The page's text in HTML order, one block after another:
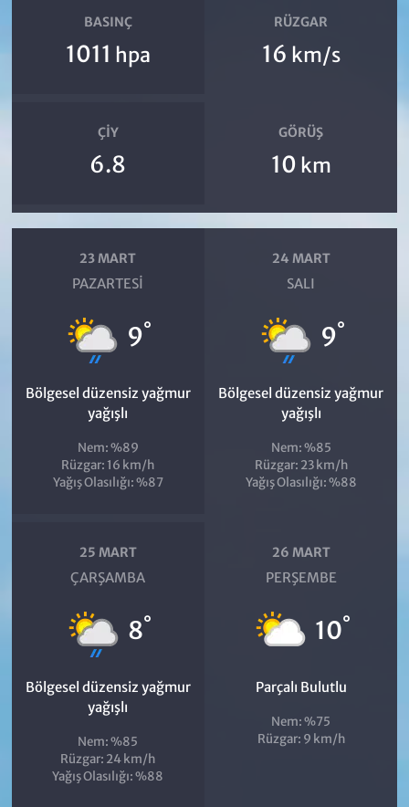
BASINÇ
1011 hpa
RÜZGAR
16 km/s
ÇIY
6.8
GÖRÜŞ
10 km
23 MART
PAZARTESI
9°
Bölgesel düzensiz yağmur
yağışlı
Nem: %89
Rüzgar: 16 km/h
Yağış Olasılığı: %87
24 MART
SALI
9°
Bölgesel düzensiz yağmur
yağışlı
Nem: %85
Rüzgar: 23 km/h
Yağış Olasılığı: %88
25 MART
ÇARŞAMBA
8°
Bölgesel düzensiz yağmur
yağışlı
Nem: %85
Rüzgar: 24 km/h
Yağış Olasılığı: %88
26 MART
PERŞEMBE
10°
Parçalı Bulutlu
Nem: %75
Rüzgar: 9 km/h